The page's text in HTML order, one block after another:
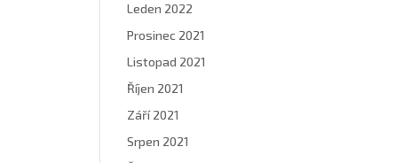
Leden 2022
Prosinec 2021
Listopad 2021
Říjen 2021
Září 2021
Srpen 2021